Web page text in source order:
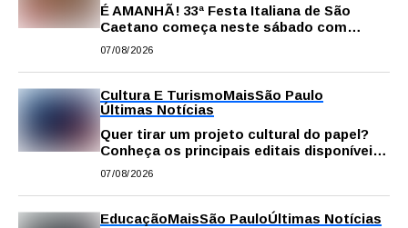
É AMANHÃ! 33ª Festa Italiana de São
Caetano começa neste sábado com
gastronomia, música e solidariedade
07/08/2026
Cultura E TurismoMaisSão Paulo
Últimas Notícias
Quer tirar um projeto cultural do papel?
Conheça os principais editais disponíveis
em São Paulo
07/08/2026
EducaçãoMaisSão PauloÚltimas Notícias